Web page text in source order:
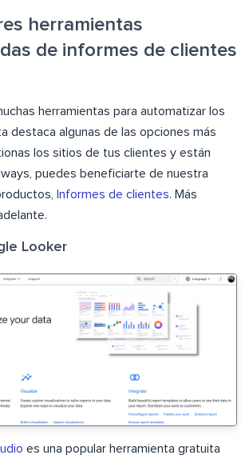
herramientas
de informes de clientes
herramientas para automatizar los
destaca algunas de las opciones más
los sitios de tus clientes y están
puedes beneficiarte de nuestra
Informes de clientes. Más
Looker
es una popular herramienta gratuita